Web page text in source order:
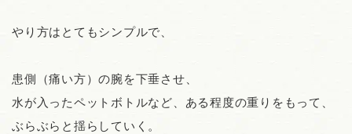
やり方はとてもシンプルで、
患側（痛い方）の腕を下垂させ、
水が入ったペットボトルなど、ある程度の重りをもって、
ぶらぶらと揺らしていく。